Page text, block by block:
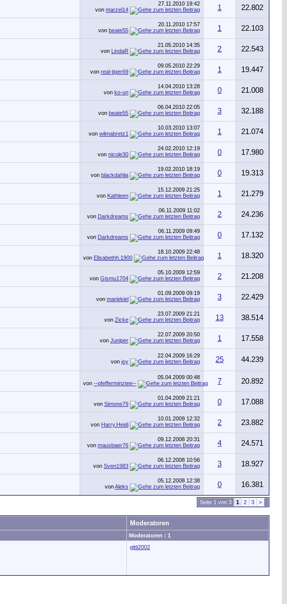
27.11.2010 19:42
von marzel14 1 22.802
20.11.2010 17:57
von beate55 1 22.103
21.05.2010 14:35
von LindaR 2 22.543
09.05.2010 22:29
von real-tiger69 1 19.447
14.04.2010 13:28
von ko-un 0 21.008
06.04.2010 22:05
von beate55 3 32.188
10.03.2010 13:07
von wilmabretz1 1 21.074
24.02.2010 12:19
von nicole30 0 17.980
19.02.2010 18:19
von blackdahlia 0 19.313
15.12.2009 21:25
von Kathleen 1 21.279
06.11.2009 11:02
von Darkdreams 2 24.236
06.11.2009 09:49
von Darkdreams 0 17.132
18.10.2009 22:48
von Elisabethh.1900 1 18.320
05.10.2009 12:59
von Gismu1704 2 21.208
01.09.2009 09:19
von mariekiel 3 22.429
23.07.2009 21:21
von Zicke 13 38.514
22.07.2009 20:50
von Juniper 1 17.558
22.04.2009 16:29
von joy 25 44.239
05.04.2009 00:48
von --pfefferminztee-- 7 20.892
01.04.2009 21:21
von Simone79 0 17.088
10.01.2009 12:32
von Harry.Heidi 2 23.882
09.12.2008 20:31
von mausbaer76 4 24.571
06.12.2008 10:56
von Sven1983 3 18.927
05.12.2008 12:38
vonAleks 0 16.381
Seite 1 von 3 1 2 3 >
Moderatoren
Moderatoren : 1
gitti2002